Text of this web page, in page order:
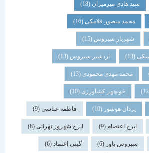
میرمیران(18)
منصور فلامکی (16)
سیروس(15)
اردشیر سیروس(13)
مهدی محمودی(13)
خوبچهر کشاورزی(10)
هوشور(10) فاطمه عباسی(9)
اعتصام(9) ایرج شهروز تهرانی(8)
باور(6) گیتی اعتماد(6)